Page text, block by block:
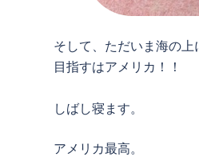
そして、ただいま海の上
目指すはアメリカ！！
しばし寝ます。
アメリカ最高。